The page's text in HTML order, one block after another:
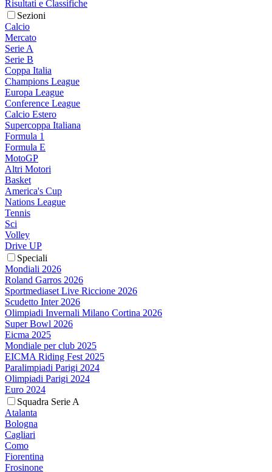
Risultati e Classifiche
Sezioni
Calcio
Mercato
Serie A
Serie B
Coppa Italia
Champions League
Europa League
Conference League
Calcio Estero
Supercoppa Italiana
Formula 1
Formula E
MotoGP
Altri Motori
Basket
America's Cup
Nations League
Tennis
Sci
Volley
Drive UP
Speciali
Mondiali 2026
Roland Garros 2026
Sportmediaset Live Riccione 2026
Scudetto Inter 2026
Olimpiadi Invernali Milano Cortina 2026
Super Bowl 2026
Eicma 2025
Mondiale per club 2025
EICMA Riding Fest 2025
Paralimpiadi Parigi 2024
Olimpiadi Parigi 2024
Euro 2024
Squadra Serie A
Atalanta
Bologna
Cagliari
Como
Fiorentina
Frosinone